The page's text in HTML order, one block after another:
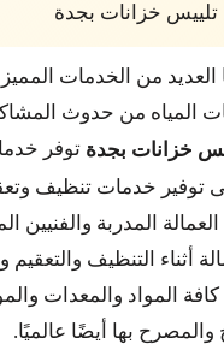
خزانات بجدة
العديد من الخدمات
المياه من حدوث
خزانات بجدة توفر
توفير خدمات تنظيف
المدربة
أثناء التنظيف
المواد والمعدات
بها أيضًا عالميًا.